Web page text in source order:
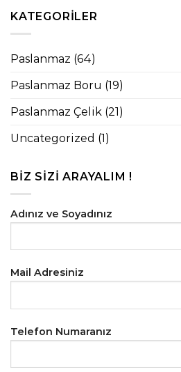
KATEGORILER
Paslanmaz (64)
Paslanmaz Boru (19)
Paslanmaz Çelik (21)
Uncategorized (1)
BIZ SIZI ARAYALIM !
Adınız ve Soyadınız
Mail Adresiniz
Telefon Numaranız